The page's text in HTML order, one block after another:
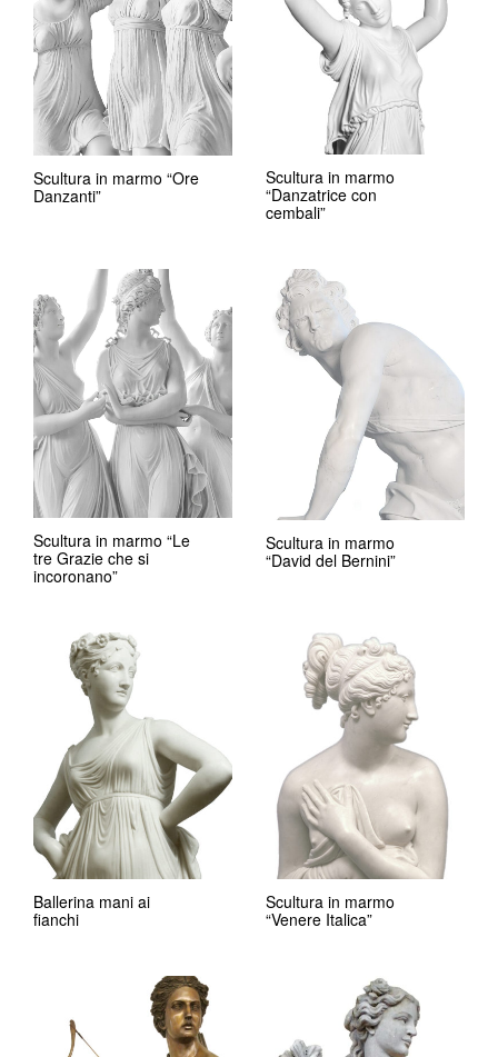
Scultura in marmo “Ore
Danzanti”
Scultura in marmo
“Danzatrice con
cembali”
Scultura in marmo “Le
tre Grazie che si
incoronano”
Scultura in marmo
“David del Bernini”
Ballerina mani ai
fianchi
Scultura in marmo
“Venere Italica”